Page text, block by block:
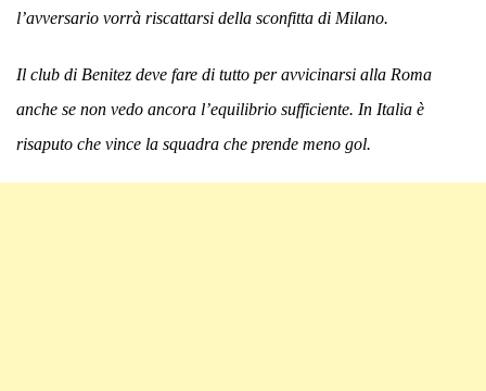
l’avversario vorrà riscattarsi della sconfitta di Milano.
Il club di Benitez deve fare di tutto per avvicinarsi alla Roma
anche se non vedo ancora l’equilibrio sufficiente. In Italia è
risaputo che vince la squadra che prende meno gol.